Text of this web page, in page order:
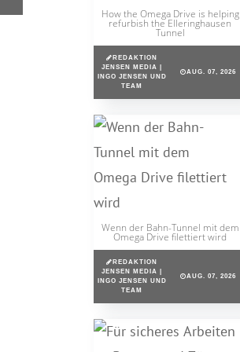
How the Omega Drive is helping
refurbish the Elleringhausen
Tunnel
REDAKTION
JENSEN MEDIA |
INGO JENSEN UND
TEAM
AUG. 07, 2026
Wenn der Bahn-Tunnel mit dem
Omega Drive filettiert wird
REDAKTION
JENSEN MEDIA |
INGO JENSEN UND
TEAM
AUG. 07, 2026